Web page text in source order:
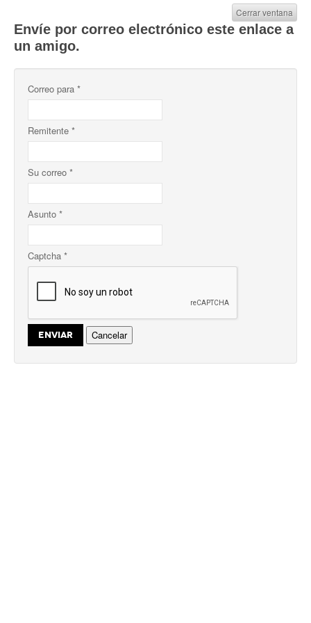
Envíe por correo electrónico este enlace a
un amigo.
Cerrar ventana
Correo para *
Remitente *
Su correo *
Asunto *
Captcha *
ENVIAR Cancelar